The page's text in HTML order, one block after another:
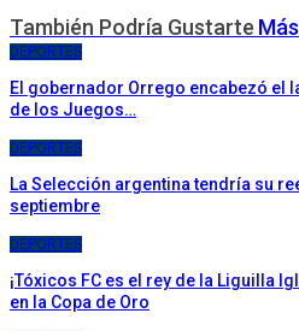
También Podría Gustarte
DEPORTES
El gobernador Orrego encabezó el
de los Juegos…
DEPORTES
La Selección argentina tendría su
septiembre
DEPORTES
¡Tóxicos FC es el rey de la Liguilla
en la Copa de Oro